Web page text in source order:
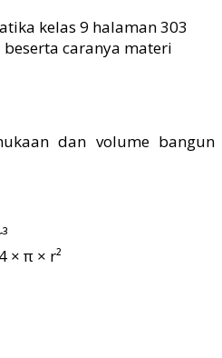
dan volume bangun
× π × r²